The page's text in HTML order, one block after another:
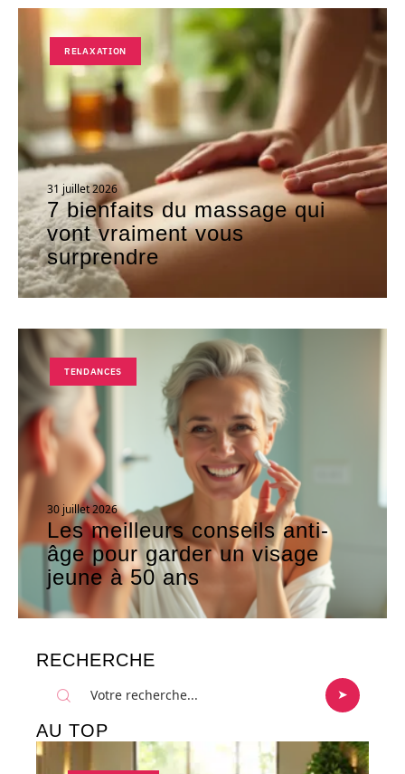
RELAXATION
31 juillet 2026
7 bienfaits du massage qui
vont vraiment vous
surprendre
TENDANCES
30 juillet 2026
Les meilleurs conseils anti-
âge pour garder un visage
jeune à 50 ans
RECHERCHE
AU TOP